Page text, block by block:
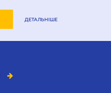
ДЕТАЛЬНІШЕ